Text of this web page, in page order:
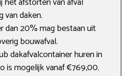
van daken.
dan 20% mag bestaan uit
bouwafval.
dakafvalcontainer huren in
is mogelijk vanaf €769,00.